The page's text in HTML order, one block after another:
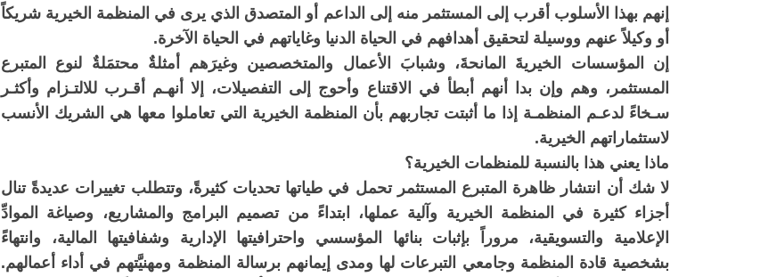
إنهم بهذا الأسلوب أقرب إلى المستثمر منه إلى الداعم أو المتصدق الذي يرى في المنظمة الخيرية شريكاً
أو وكيلاً عنهم ووسيلة لتحقيق أهدافهم في الحياة الدنيا وغاياتهم في الحياة الآخرة.
إن المؤسسات الخيريةَ المانحةَ، وشبابَ الأعمال والمتخصصين وغيرَهم أمثلةٌ محتمَلةٌ لنوع المتبرع
المستثمر، وهم وإن بدا أنهم أبطأ في الاقتناع وأحوج إلى التفصيلات، إلا أنهـم أقـرب للالتـزام وأكثـر
سـخاءً لدعـم المنظمـة إذا ما أثبتت تجاربهم بأن المنظمة الخيرية التي تعاملوا معها هي الشريك الأنسب
لاستثماراتهم الخيرية.
ماذا يعني هذا بالنسبة للمنظمات الخيرية؟
لا شك أن انتشار ظاهرة المتبرع المستثمر تحمل في طياتها تحديات كثيرةً، وتتطلب تغييرات عديدةً تنال
أجزاء كثيرة في المنظمة الخيرية وآلية عملها، ابتداءً من تصميم البرامج والمشاريع، وصياغة الموادِّ
الإعلامية والتسويقية، مروراً بإثبات بنائها المؤسسي واحترافيتها الإدارية وشفافيتها المالية، وانتهاءً
بشخصية قادة المنظمة وجامعي التبرعات لها ومدى إيمانهم برسالة المنظمة ومهنيَّتهم في أداء أعمالهم.